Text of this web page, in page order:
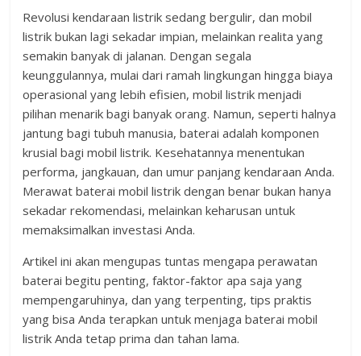
Revolusi kendaraan listrik sedang bergulir, dan mobil
listrik bukan lagi sekadar impian, melainkan realita yang
semakin banyak di jalanan. Dengan segala
keunggulannya, mulai dari ramah lingkungan hingga biaya
operasional yang lebih efisien, mobil listrik menjadi
pilihan menarik bagi banyak orang. Namun, seperti halnya
jantung bagi tubuh manusia, baterai adalah komponen
krusial bagi mobil listrik. Kesehatannya menentukan
performa, jangkauan, dan umur panjang kendaraan Anda.
Merawat baterai mobil listrik dengan benar bukan hanya
sekadar rekomendasi, melainkan keharusan untuk
memaksimalkan investasi Anda.
Artikel ini akan mengupas tuntas mengapa perawatan
baterai begitu penting, faktor-faktor apa saja yang
mempengaruhinya, dan yang terpenting, tips praktis
yang bisa Anda terapkan untuk menjaga baterai mobil
listrik Anda tetap prima dan tahan lama.